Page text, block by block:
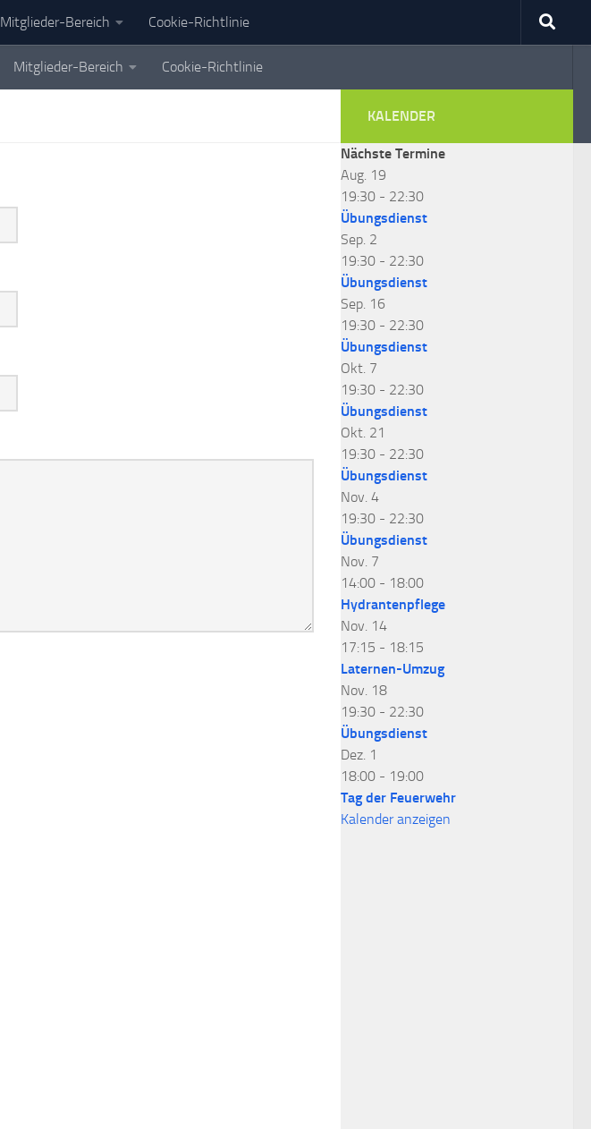
Mitglieder-Bereich Cookie-Richtlinie
Mitglieder-Bereich Cookie-Richtlinie
KALENDER
Nächste Termine
Aug. 19
19:30 - 22:30
Übungsdienst
Sep. 2
19:30 - 22:30
Übungsdienst
Sep. 16
19:30 - 22:30
Übungsdienst
Okt. 7
19:30 - 22:30
Übungsdienst
Okt. 21
19:30 - 22:30
Übungsdienst
Nov. 4
19:30 - 22:30
Übungsdienst
Nov. 7
14:00 - 18:00
Hydrantenpflege
Nov. 14
17:15 - 18:15
Laternen-Umzug
Nov. 18
19:30 - 22:30
Übungsdienst
Dez. 1
18:00 - 19:00
Tag der Feuerwehr
Kalender anzeigen